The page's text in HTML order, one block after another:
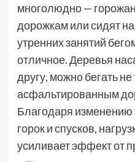
многолюдно —
дорожкам или сидят
утренних занятий
отличное. Деревья
другу, можно бегать не
асфальтированным
Благодаря
горок и спусков,
усиливает эффект от